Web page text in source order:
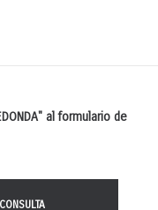
al formulario de